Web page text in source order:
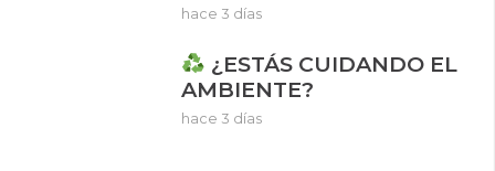
hace 3 días
¿ESTÁS CUIDANDO EL
AMBIENTE?
hace 3 días